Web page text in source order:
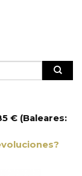
€ (Baleares: